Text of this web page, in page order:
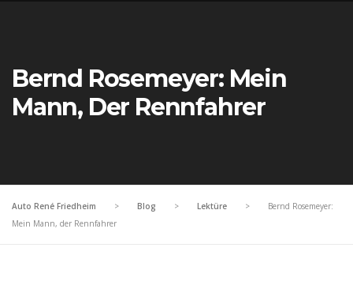
Bernd Rosemeyer: Mein
Mann, Der Rennfahrer
Auto René Friedheim > Blog > Lektüre >
Bernd Rosemeyer:
Mein Mann, der Rennfahrer